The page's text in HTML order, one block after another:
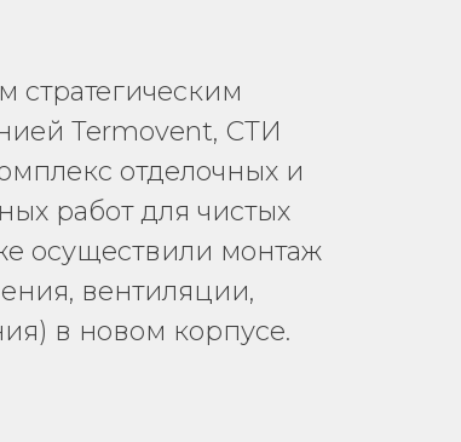
стратегическим
Termovent, СТИ
отделочных и
работ для чистых
осуществили монтаж
вентиляции,
в новом корпусе.